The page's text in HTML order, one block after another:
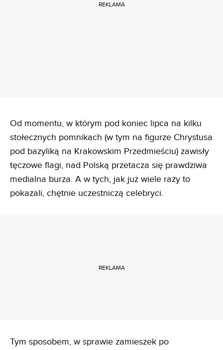
REKLAMA
Od momentu, w którym pod koniec lipca na kilku
stołecznych pomnikach (w tym na figurze Chrystusa
pod bazyliką na Krakowskim Przedmieściu) zawisły
tęczowe flagi, nad Polską przetacza się prawdziwa
medialna burza. A w tych, jak już wiele razy to
pokazali, chętnie uczestniczą celebryci.
REKLAMA
Tym sposobem, w sprawie zamieszek po